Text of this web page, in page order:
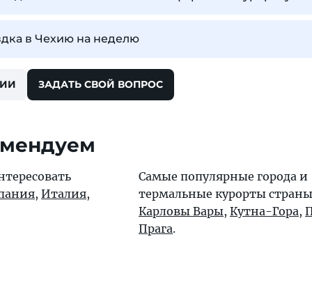
в Чехию на неделю
ЗАДАТЬ СВОЙ ВОПРОС
, Италия,
Самые популярные города и
термальные курорты
Карловы Вары, Кутна-Гора,
Прага.